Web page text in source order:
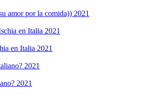
amor por la comida)) 2021
en Italia 2021
2021